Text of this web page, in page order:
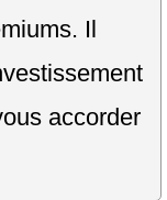
Il
accorder